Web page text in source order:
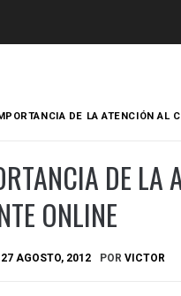
DE LA ATENCIÓN AL
DE LA
ONLINE
27 AGOSTO, 2012 POR VICTOR